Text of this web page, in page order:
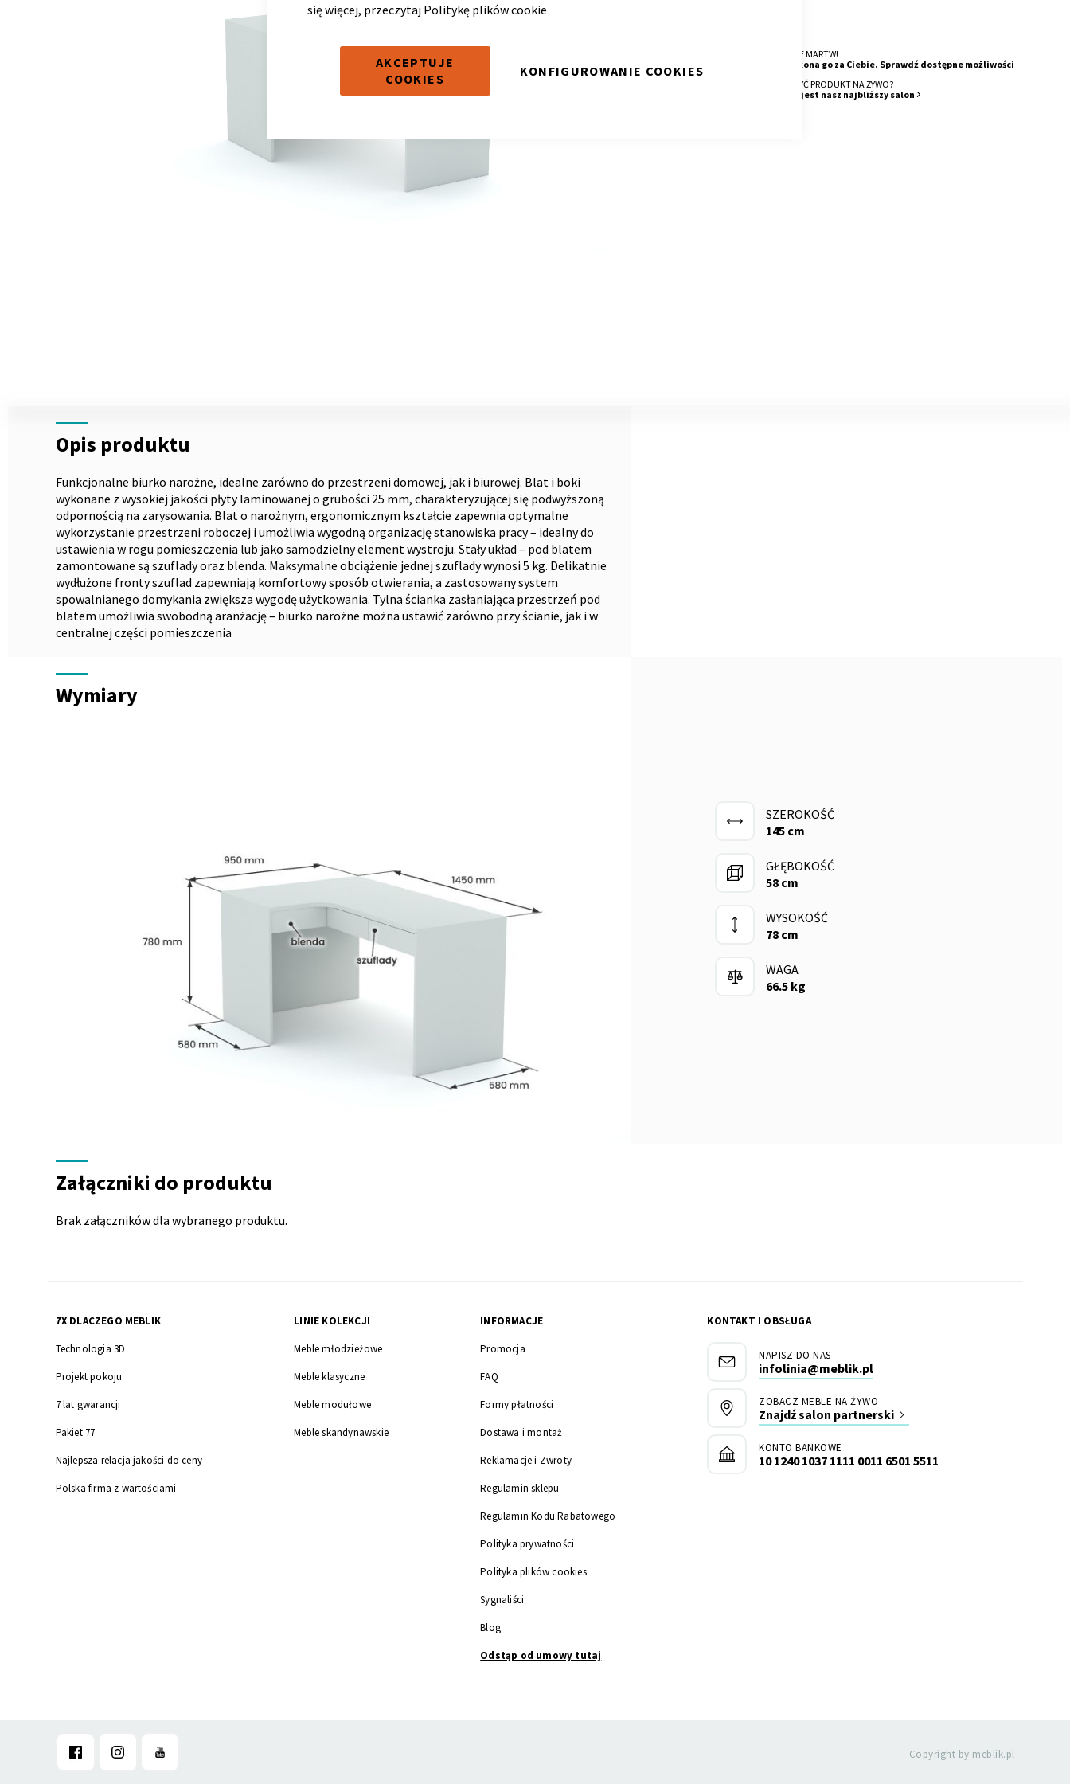
się więcej, przeczytaj Politykę plików cookie
AKCEPTUJE
COOKIES
KONFIGUROWANIE COOKIES
beginning
of
the
images
gallery
O MONTAŻ SIĘ NIE MARTW!
Nasza ekipa wykona go za Ciebie. Sprawdź dostępne możliwości
CHCESZ ZOBACZYĆ PRODUKT NA ŻYWO?
Sprawdź, gdzie jest nasz najbliższy salon
Opis produktu
Funkcjonalne biurko narożne, idealne zarówno do przestrzeni domowej, jak i biurowej. Blat i boki
wykonane z wysokiej jakości płyty laminowanej o grubości 25 mm, charakteryzującej się podwyższoną
odpornością na zarysowania. Blat o narożnym, ergonomicznym kształcie zapewnia optymalne
wykorzystanie przestrzeni roboczej i umożliwia wygodną organizację stanowiska pracy – idealny do
ustawienia w rogu pomieszczenia lub jako samodzielny element wystroju. Stały układ – pod blatem
zamontowane są szuflady oraz blenda. Maksymalne obciążenie jednej szuflady wynosi 5 kg. Delikatnie
wydłużone fronty szuflad zapewniają komfortowy sposób otwierania, a zastosowany system
spowalnianego domykania zwiększa wygodę użytkowania. Tylna ścianka zasłaniająca przestrzeń pod
blatem umożliwia swobodną aranżację – biurko narożne można ustawić zarówno przy ścianie, jak i w
centralnej części pomieszczenia
Wymiary
SZEROKOŚĆ
145 cm
GŁĘBOKOŚĆ
58 cm
WYSOKOŚĆ
78 cm
WAGA
66.5 kg
do
produktu
Załączniki do produktu
Brak załączników dla wybranego produktu.
7X DLACZEGO MEBLIK
Technologia 3D
Projekt pokoju
7 lat gwarancji
Pakiet 77
Najlepsza relacja jakości do ceny
Polska firma z wartościami
LINIE KOLEKCJI
Meble młodzieżowe
Meble klasyczne
Meble modułowe
Meble skandynawskie
INFORMACJE
Promocja
FAQ
Formy płatności
Dostawa i montaż
Reklamacje i Zwroty
Regulamin sklepu
Regulamin Kodu Rabatowego
Polityka prywatności
Polityka plików cookies
Sygnaliści
Blog
Odstąp od umowy tutaj
KONTAKT I OBSŁUGA
NAPISZ DO NAS
infolinia@meblik.pl
ZOBACZ MEBLE NA ŻYWO
Znajdź salon partnerski
KONTO BANKOWE
10 1240 1037 1111 0011 6501 5511
Copyright by meblik.pl